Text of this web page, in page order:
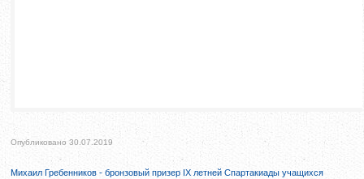
Опубликовано 30.07.2019
Михаил Гребенников - бронзовый призер IX летней Спартакиады учащихся